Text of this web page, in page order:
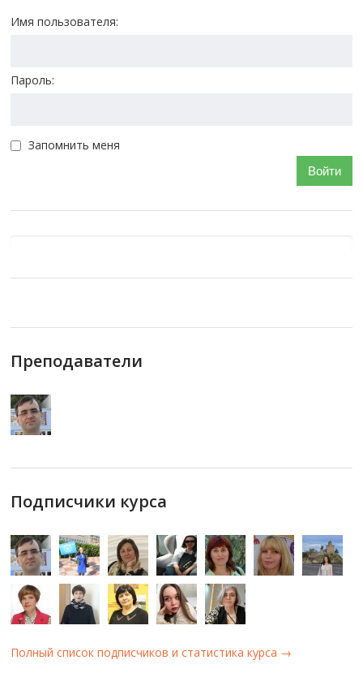
Имя пользователя:
Пароль:
Запомнить меня
Войти
Преподаватели
Подписчики курса
Полный список подписчиков и статистика курса →